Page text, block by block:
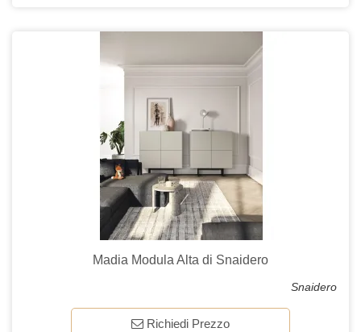
Madia Modula Alta di Snaidero
Snaidero
Richiedi Prezzo